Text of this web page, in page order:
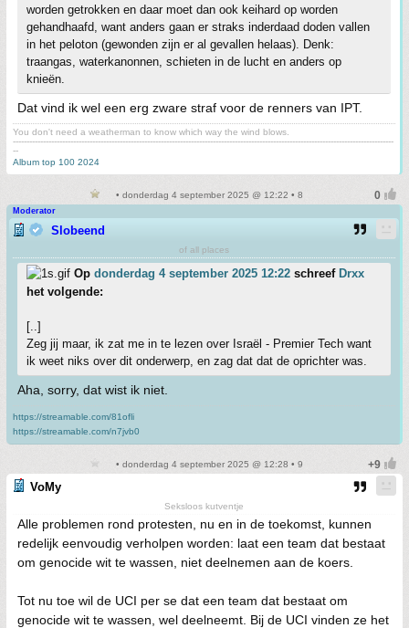
worden getrokken en daar moet dan ook keihard op worden
gehandhaafd, want anders gaan er straks inderdaad doden vallen
in het peloton (gewonden zijn er al gevallen helaas). Denk:
traangas, waterkanonnen, schieten in de lucht en anders op
knieën.
Dat vind ik wel een erg zware straf voor de renners van IPT.
You don't need a weatherman to know which way the wind blows.
-------------------------------------------------------------------------------------------------------------------------------------------
--
Album top 100 2024
• donderdag 4 september 2025 @ 12:22 • 8
Moderator
Slobeend
of all places
Op donderdag 4 september 2025 12:22 schreef Drxx
het volgende:
[..]
Zeg jij maar, ik zat me in te lezen over Israël - Premier Tech want
ik weet niks over dit onderwerp, en zag dat dat de oprichter was.
Aha, sorry, dat wist ik niet.
https://streamable.com/81ofli
https://streamable.com/n7jvb0
• donderdag 4 september 2025 @ 12:28 • 9
VoMy
Seksloos kutventje
Alle problemen rond protesten, nu en in de toekomst, kunnen
redelijk eenvoudig verholpen worden: laat een team dat bestaat
om genocide wit te wassen, niet deelnemen aan de koers.
Tot nu toe wil de UCI per se dat een team dat bestaat om
genocide wit te wassen, wel deelneemt. Bij de UCI vinden ze het